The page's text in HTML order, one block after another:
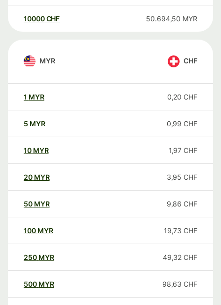
10000 CHF 50.694,50 MYR
MYR CHF
1 MYR 0,20 CHF
5 MYR 0,99 CHF
10 MYR 1,97 CHF
20 MYR 3,95 CHF
50 MYR 9,86 CHF
100 MYR 19,73 CHF
250 MYR 49,32 CHF
500 MYR 98,63 CHF